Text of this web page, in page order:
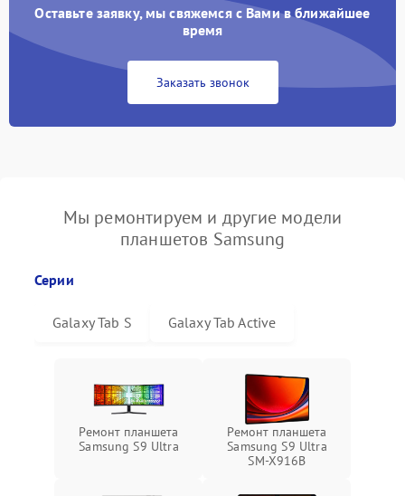
Оставьте заявку, мы свяжемся с Вами в ближайшее
время
Заказать звонок
Мы ремонтируем и другие модели
планшетов Samsung
Серии
Galaxy Tab S Galaxy Tab Active
Ремонт планшета
Samsung S9 Ultra
Ремонт планшета
Samsung S9 Ultra
SM-X916B